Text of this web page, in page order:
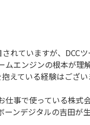
れていますが、DCC
ムエンジンの根本が
えている経験はござ
仕事で使っている株
ーンデジタルの吉田